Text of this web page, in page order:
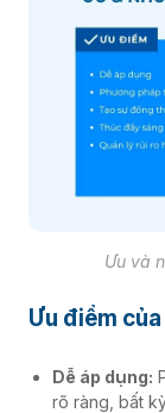
Ưu và
Ưu điểm
Dễ áp dụng:
rõ ràng, bất